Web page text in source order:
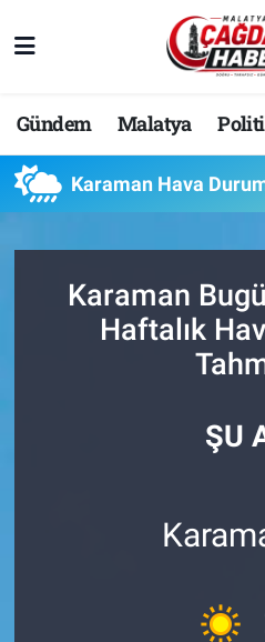
Gündem Malatya
Karaman Hava
Karaman
Haftalık
ŞU
Hava Durumu
Malatya Namaz
Trafik Durumu
Süper Lig Puan
Son Dakika Haberleri